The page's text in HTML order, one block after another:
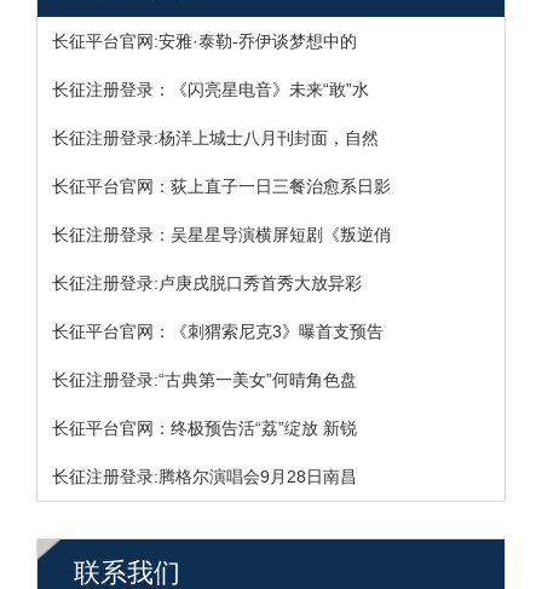
长征平台官网:安雅·泰勒-乔伊谈梦想中的
长征注册登录：《闪亮星电音》未来“敢”水
长征注册登录:杨洋上城士八月刊封面，自然
长征平台官网：荻上直子一日三餐治愈系日影
长征注册登录：吴星星导演横屏短剧《叛逆俏
长征注册登录:卢庚戌脱口秀首秀大放异彩
长征平台官网：《刺猬索尼克3》曝首支预告
长征注册登录:“古典第一美女”何晴角色盘
长征平台官网：终极预告活“荔”绽放 新锐
长征注册登录:腾格尔演唱会9月28日南昌
联系我们